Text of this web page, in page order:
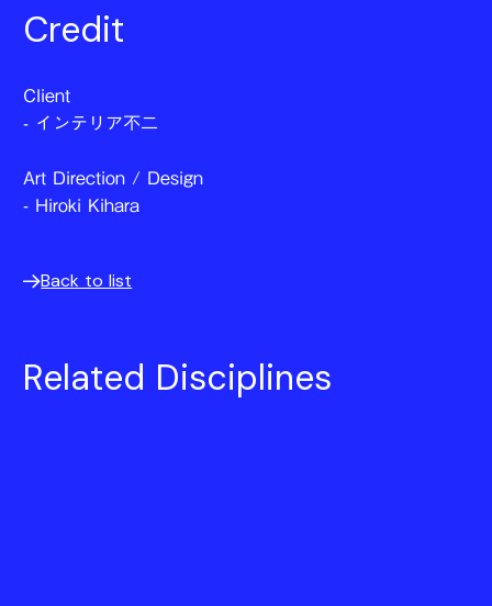
Credit
Client
- インテリア不二
Art Direction / Design
- Hiroki Kihara
Back to list
Related Disciplines